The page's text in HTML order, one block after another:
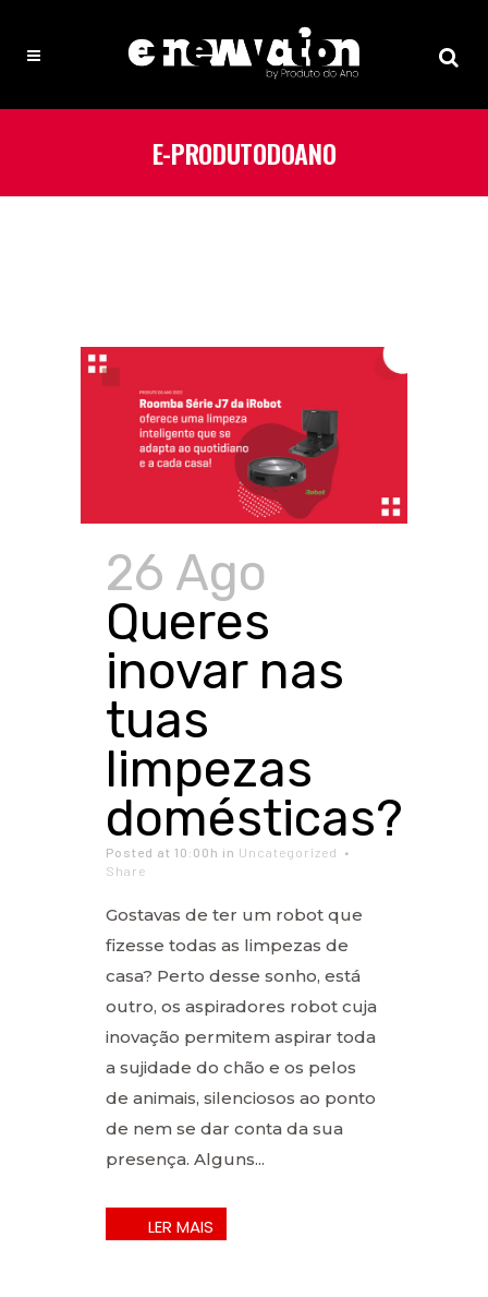
E-PRODUTODOANO
26 Ago
Queres
inovar nas
tuas
limpezas
domésticas?
Posted at 10:00h in Uncategorized
Share
Gostavas de ter um robot que
fizesse todas as limpezas de
casa? Perto desse sonho, está
outro, os aspiradores robot cuja
inovação permitem aspirar toda
a sujidade do chão e os pelos
de animais, silenciosos ao ponto
de nem se dar conta da sua
presença. Alguns...